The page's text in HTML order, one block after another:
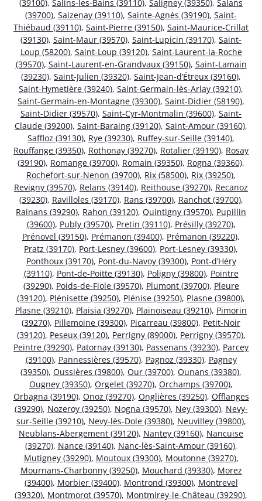
(39100), Salins-les-Bains (39110), Saligney (39350), Salans
(39700), Saizenay (39110), Sainte-Agnès (39190), Saint-
Thiébaud (39110), Saint-Pierre (39150), Saint-Maurice-Crillat
(39130), Saint-Maur (39570), Saint-Lupicin (39170), Saint-
Loup (58200), Saint-Loup (39120), Saint-Laurent-la-Roche
(39570), Saint-Laurent-en-Grandvaux (39150), Saint-Lamain
(39230), Saint-Julien (39320), Saint-Jean-d’Étreux (39160),
Saint-Hymetière (39240), Saint-Germain-lès-Arlay (39210),
Saint-Germain-en-Montagne (39300), Saint-Didier (58190),
Saint-Didier (39570), Saint-Cyr-Montmalin (39600), Saint-
Claude (39200), Saint-Baraing (39120), Saint-Amour (39160),
Saffloz (39130), Rye (39230), Ruffey-sur-Seille (39140),
Rouffange (39350), Rothonay (39270), Rotalier (39190), Rosay
(39190), Romange (39700), Romain (39350), Rogna (39360),
Rochefort-sur-Nenon (39700), Rix (58500), Rix (39250),
Revigny (39570), Relans (39140), Reithouse (39270), Recanoz
(39230), Ravilloles (39170), Rans (39700), Ranchot (39700),
Rainans (39290), Rahon (39120), Quintigny (39570), Pupillin
(39600), Publy (39570), Pretin (39110), Présilly (39270),
Prénovel (39150), Prémanon (39400), Prémanon (39220),
Pratz (39170), Port-Lesney (39600), Port-Lesney (39330),
Ponthoux (39170), Pont-du-Navoy (39300), Pont-d’Héry
(39110), Pont-de-Poitte (39130), Poligny (39800), Pointre
(39290), Poids-de-Fiole (39570), Plumont (39700), Pleure
(39120), Plénisette (39250), Plénise (39250), Plasne (39800),
Plasne (39210), Plaisia (39270), Plainoiseau (39210), Pimorin
(39270), Pillemoine (39300), Picarreau (39800), Petit-Noir
(39120), Peseux (39120), Perrigny (89000), Perrigny (39570),
Peintre (39290), Patornay (39130), Passenans (39230), Parcey
(39100), Pannessières (39570), Pagnoz (39330), Pagney
(39350), Oussières (39800), Our (39700), Ounans (39380),
Ougney (39350), Orgelet (39270), Orchamps (39700),
Orbagna (39190), Onoz (39270), Onglières (39250), Offlanges
(39290), Nozeroy (39250), Nogna (39570), Ney (39300), Nevy-
sur-Seille (39210), Nevy-lès-Dole (39380), Neuvilley (39800),
Neublans-Abergement (39120), Nantey (39160), Nancuise
(39270), Nance (39140), Nanc-lès-Saint-Amour (39160),
Mutigney (39290), Moutoux (39300), Moutonne (39270),
Mournans-Charbonny (39250), Mouchard (39330), Morez
(39400), Morbier (39400), Montrond (39300), Montrevel
(39320), Montmorot (39570), Montmirey-le-Château (39290),